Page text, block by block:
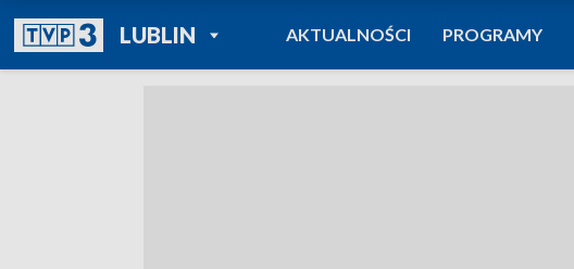
LUBLINPOWRÓT DO
TVP REGIONY
AKTUALNOŚCI PROGRAMY